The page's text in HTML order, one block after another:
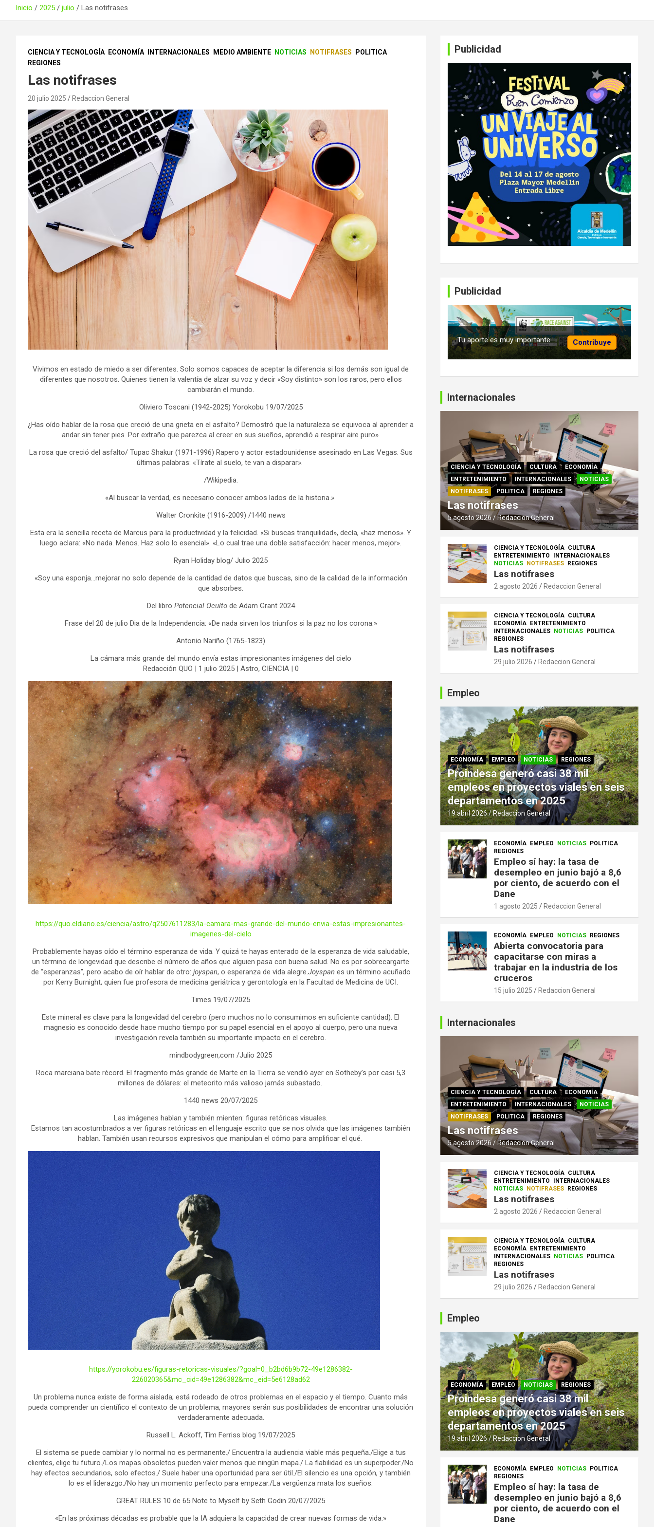
Inicio 2025 julio Las notifrases
CIENCIA Y TECNOLOGÍA ECONOMÍA INTERNACIONALES MEDIO AMBIENTE NOTICIAS NOTIFRASES
POLITICA
REGIONES
Las notifrases
20 julio 2025 Redaccion General
Vivimos en estado de miedo a ser diferentes. Solo somos capaces de aceptar la diferencia si los demás son igual de
diferentes que nosotros. Quienes tienen la valentía de alzar su voz y decir «Soy distinto» son los raros, pero ellos
cambiarán el mundo.
Oliviero Toscani (1942-2025) Yorokobu 19/07/2025
¿Has oído hablar de la rosa que creció de una grieta en el asfalto? Demostró que la naturaleza se equivoca al aprender a
andar sin tener pies. Por extraño que parezca al creer en sus sueños, aprendió a respirar aire puro».
La rosa que creció del asfalto/ Tupac Shakur (1971-1996) Rapero y actor estadounidense asesinado en Las Vegas. Sus
últimas palabras: «Tírate al suelo, te van a disparar».
/Wikipedia.
«Al buscar la verdad, es necesario conocer ambos lados de la historia.»
Walter Cronkite (1916-2009) /1440 news
Esta era la sencilla receta de Marcus para la productividad y la felicidad. «Si buscas tranquilidad», decía, «haz menos». Y
luego aclara: «No nada. Menos. Haz solo lo esencial». «Lo cual trae una doble satisfacción: hacer menos, mejor».
Ryan Holiday blog/ Julio 2025
«Soy una esponja…mejorar no solo depende de la cantidad de datos que buscas, sino de la calidad de la información
que absorbes.
Del libro Potencial Oculto de Adam Grant 2024
Frase del 20 de julio Dia de la Independencia: «De nada sirven los triunfos si la paz no los corona.»
Antonio Nariño (1765-1823)
La cámara más grande del mundo envía estas impresionantes imágenes del cielo
Redacción QUO | 1 julio 2025 | Astro, CIENCIA | 0
https://quo.eldiario.es/ciencia/astro/q2507611283/la-camara-mas-grande-del-mundo-envia-estas-impresionantes-
imagenes-del-cielo
Probablemente hayas oído el término esperanza de vida. Y quizá te hayas enterado de la esperanza de vida saludable,
un término de longevidad que describe el número de años que alguien pasa con buena salud. No es por sobrecargarte
de “esperanzas”, pero acabo de oír hablar de otro: joyspan, o esperanza de vida alegre.Joyspan es un término acuñado
por Kerry Burnight, quien fue profesora de medicina geriátrica y gerontología en la Facultad de Medicina de UCI.
Times 19/07/2025
Este mineral es clave para la longevidad del cerebro (pero muchos no lo consumimos en suficiente cantidad). El
magnesio es conocido desde hace mucho tiempo por su papel esencial en el apoyo al cuerpo, pero una nueva
investigación revela también su importante impacto en el cerebro.
mindbodygreen,com /Julio 2025
Roca marciana bate récord. El fragmento más grande de Marte en la Tierra se vendió ayer en Sotheby’s por casi 5,3
millones de dólares: el meteorito más valioso jamás subastado.
1440 news 20/07/2025
Las imágenes hablan y también mienten: figuras retóricas visuales.
Estamos tan acostumbrados a ver figuras retóricas en el lenguaje escrito que se nos olvida que las imágenes también
hablan. También usan recursos expresivos que manipulan el cómo para amplificar el qué.
https://yorokobu.es/figuras-retoricas-visuales/?goal=0_b2bd6b9b72-49e1286382-
226020365&mc_cid=49e1286382&mc_eid=5e6128ad62
Un problema nunca existe de forma aislada; está rodeado de otros problemas en el espacio y el tiempo. Cuanto más
pueda comprender un científico el contexto de un problema, mayores serán sus posibilidades de encontrar una solución
verdaderamente adecuada.
Russell L. Ackoff, Tim Ferriss blog 19/07/2025
El sistema se puede cambiar y lo normal no es permanente./ Encuentra la audiencia viable más pequeña./Elige a tus
clientes, elige tu futuro./Los mapas obsoletos pueden valer menos que ningún mapa./ La fiabilidad es un superpoder./No
hay efectos secundarios, solo efectos./ Suele haber una oportunidad para ser útil./El silencio es una opción, y también
lo es el liderazgo./No hay un momento perfecto para empezar./La vergüenza mata los sueños.
GREAT RULES 10 de 65 Note to Myself by Seth Godin 20/07/2025
«En las próximas décadas es probable que la IA adquiera la capacidad de crear nuevas formas de vida.»
Publicidad
Publicidad
Contribuye
Tu aporte es muy importante
Internacionales
CIENCIA Y TECNOLOGÍA CULTURA
ECONOMÍA
ENTRETENIMIENTO
INTERNACIONALES
NOTICIAS
NOTIFRASES
POLITICA REGIONES
Las notifrases
5 agosto 2026 Redaccion General
CIENCIA Y TECNOLOGÍA CULTURA
ENTRETENIMIENTO
INTERNACIONALES
NOTICIAS
NOTIFRASES REGIONES
Las notifrases
2 agosto 2026 Redaccion General
CIENCIA Y TECNOLOGÍA CULTURA
ECONOMÍA
ENTRETENIMIENTO
INTERNACIONALES
NOTICIAS
POLITICA
REGIONES
Las notifrases
29 julio 2026 Redaccion General
Empleo
ECONOMÍA EMPLEO NOTICIAS REGIONES
Proindesa generó casi 38 mil
empleos en proyectos viales en seis
departamentos en 2025
19 abril 2026 Redaccion General
ECONOMÍA EMPLEO NOTICIAS
POLITICA
REGIONES
Empleo sí hay: la tasa de
desempleo en junio bajó a 8,6
por ciento, de acuerdo con el
Dane
1 agosto 2025 Redaccion General
ECONOMÍA EMPLEO NOTICIAS REGIONES
Abierta convocatoria para
capacitarse con miras a
trabajar en la industria de los
cruceros
15 julio 2025 Redaccion General
Internacionales
CIENCIA Y TECNOLOGÍA CULTURA
ECONOMÍA
ENTRETENIMIENTO
INTERNACIONALES
NOTICIAS
NOTIFRASES
POLITICA REGIONES
Las notifrases
5 agosto 2026 Redaccion General
CIENCIA Y TECNOLOGÍA CULTURA
ENTRETENIMIENTO
INTERNACIONALES
NOTICIAS
NOTIFRASES REGIONES
Las notifrases
2 agosto 2026 Redaccion General
CIENCIA Y TECNOLOGÍA CULTURA
ECONOMÍA
ENTRETENIMIENTO
INTERNACIONALES
NOTICIAS
POLITICA
REGIONES
Las notifrases
29 julio 2026 Redaccion General
Empleo
ECONOMÍA EMPLEO NOTICIAS REGIONES
Proindesa generó casi 38 mil
empleos en proyectos viales en seis
departamentos en 2025
19 abril 2026 Redaccion General
ECONOMÍA EMPLEO NOTICIAS
POLITICA
REGIONES
Empleo sí hay: la tasa de
desempleo en junio bajó a 8,6
por ciento, de acuerdo con el
Dane